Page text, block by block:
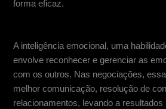
forma eficaz.
A inteligência emocional, uma
envolve reconhecer e gerenciar as
com os outros. Nas negociações,
melhor comunicação, resolução de
relacionamentos, levando a